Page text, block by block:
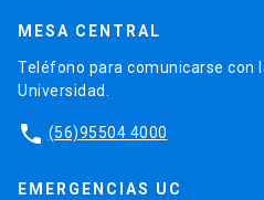
MESA CENTRAL
Teléfono para comunicarse con
Universidad.
phone (56)95504 4000
EMERGENCIAS UC